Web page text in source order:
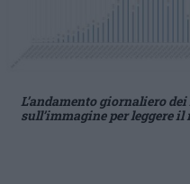
L’andamento giornaliero
sull’immagine per leggere il